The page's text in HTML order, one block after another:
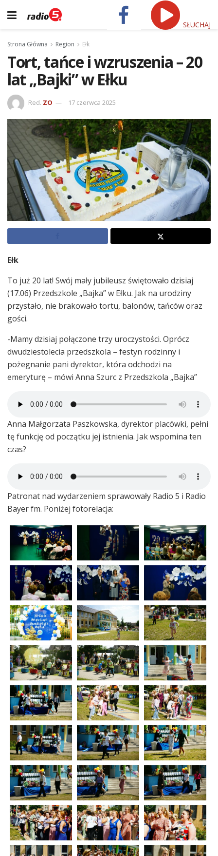
SŁUCHAJ
Strona Główna Region Ełk
Tort, tańce i wzruszenia – 20
lat „Bajki” w Ełku
Red. ZO 17 czerwca 2025
Ełk
To już 20 lat! Swój mały jubileusz świętowało dzisiaj
(17.06) Przedszkole „Bajka” w Ełku. Jak na urodziny
przystało, nie brakowało tortu, balonów, tańców oraz
gości.
-Mamy dzisiaj połączone trzy uroczystości. Oprócz
dwudziestolecia przedszkola – festyn rodzinny i
pożegnanie pani dyrektor, która odchodzi na
emeryturę – mówi Anna Szurc z Przedszkola „Bajka”
Anna Małgorzata Paszkowska, dyrektor placówki, pełni
tę funkcję od początku jej istnienia. Jak wspomina ten
czas?
Patronat nad wydarzeniem sprawowały Radio 5 i Radio
Bayer fm. Poniżej fotorelacja: